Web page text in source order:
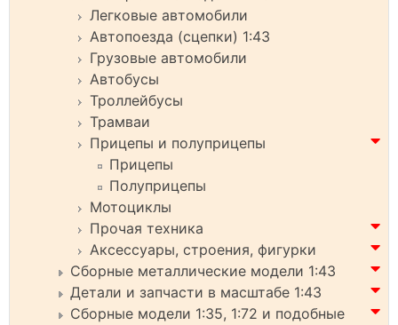
Легковые автомобили
Автопоезда (сцепки) 1:43
Грузовые автомобили
Автобусы
Троллейбусы
Трамваи
Прицепы и полуприцепы
Прицепы
Полуприцепы
Мотоциклы
Прочая техника
Аксессуары, строения, фигурки
Сборные металлические модели 1:43
Детали и запчасти в масштабе 1:43
Сборные модели 1:35, 1:72 и подобные